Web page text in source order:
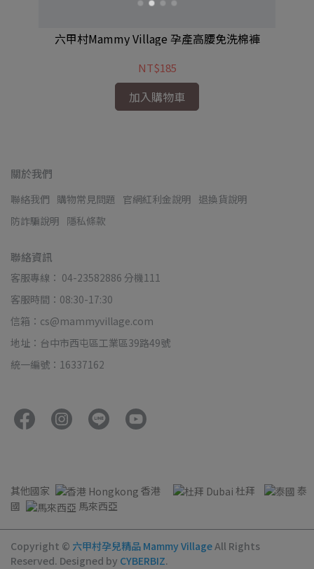
六甲村Mammy Village 孕產高腰免洗棉褲
NT$185
加入購物車
關於我們
聯絡我們 購物常見問題 官網紅利金說明 退換貨說明
防詐騙說明 隱私條款
聯絡資訊
客服專線： 04-23582886 分機111
客服時間：08:30-17:30
信箱：cs@mammyvillage.com
地址：台中市西屯區工業區39路49號
統一編號：16337162
其他國家 香港 杜拜
泰
國
馬來西亞
Copyright © 六甲村孕兒精品 Mammy VillageAll Rights
Reserved. Designed by CYBERBIZ.